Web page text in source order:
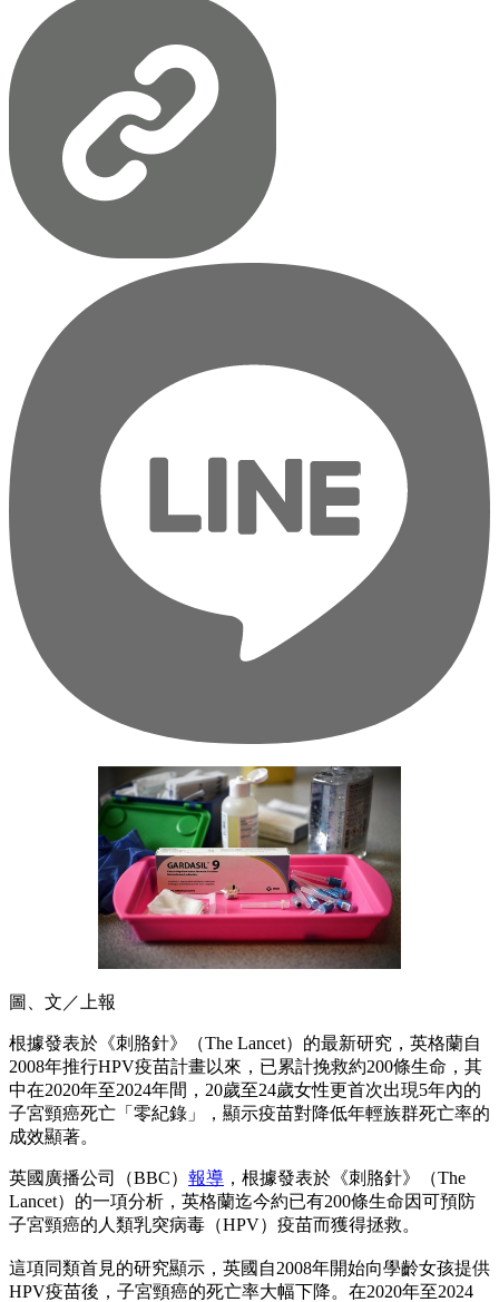
圖、文／上報
根據發表於《刺胳針》（The Lancet）的最新研究，英格蘭自
2008年推行HPV疫苗計畫以來，已累計挽救約200條生命，其
中在2020年至2024年間，20歲至24歲女性更首次出現5年內的
子宮頸癌死亡「零紀錄」，顯示疫苗對降低年輕族群死亡率的
成效顯著。
英國廣播公司（BBC） 報導 ，根據發表於《刺胳針》（The
Lancet）的一項分析，英格蘭迄今約已有200條生命因可預防
子宮頸癌的人類乳突病毒（HPV）疫苗而獲得拯救。
這項同類首見的研究顯示，英國自2008年開始向學齡女孩提供
HPV疫苗後，子宮頸癌的死亡率大幅下降。在2020年至2024